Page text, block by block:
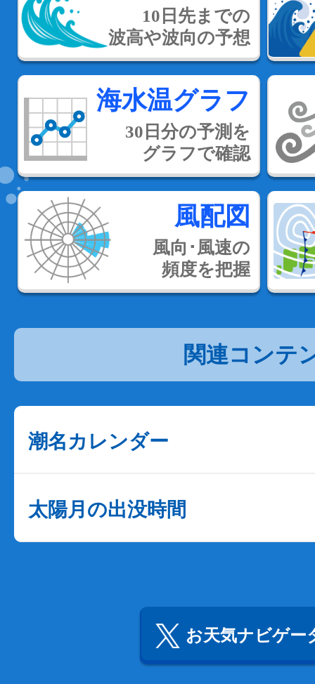
10日先までの
波高や波向の予想
海水温グラフ
30日分の予測を
グラフで確認
風配図
風向･風速の
頻度を把握
関連コンテ
潮名カレンダー
太陽月の出没時間
お天気ナビゲー